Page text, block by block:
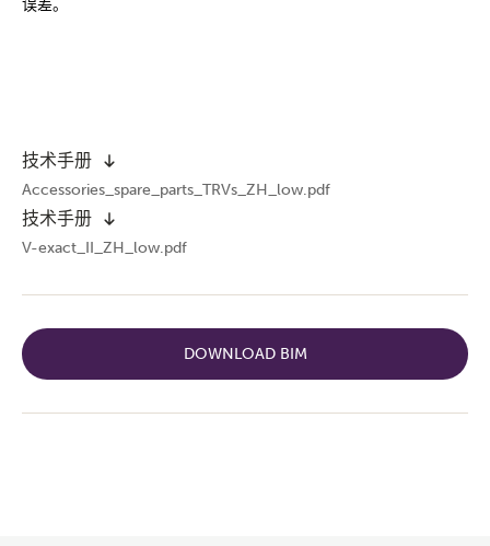
误差。
技术手册
Accessories_spare_parts_TRVs_ZH_low.pdf
技术手册
V-exact_II_ZH_low.pdf
DOWNLOAD BIM